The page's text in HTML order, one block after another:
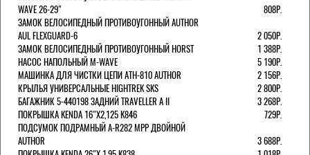
WAVE 26-29"
808Р.
ЗАМОК ВЕЛОСИПЕДНЫЙ ПРОТИВОУГОННЫЙ AUTHOR
AUL FLEXGUARD-6
2 050Р.
ЗАМОК ВЕЛОСИПЕДНЫЙ ПРОТИВОУГОННЫЙ HORST
1 388Р.
НАСОС НАПОЛЬНЫЙ M-WAVE
5 190Р.
МАШИНКА ДЛЯ ЧИСТКИ ЦЕПИ ATH-810 AUTHOR
2 156Р.
КРЫЛЬЯ УНИВЕРСАЛЬНЫЕ HIGHTREK SKS
2 800Р.
БАГАЖНИК 5-440198 ЗАДНИЙ TRAVELLER A II
3 268Р.
ПОКРЫШКА KENDA 16"Х2,125 K846
729Р.
ПОДСУМОК ПОДРАМНЫЙ A-R282 MPP ДВОЙНОЙ
AUTHOR
3 688Р.